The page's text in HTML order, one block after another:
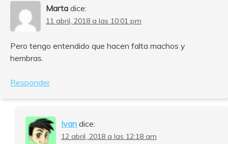
Marta dice:
11 abril, 2018 a las 10:01 pm
Pero tengo entendido que hacen falta machos y
hembras.
Responder
Ivan dice:
12 abril, 2018 a las 12:18 am